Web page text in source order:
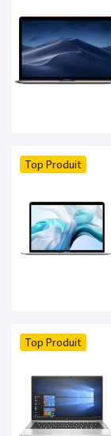
Top Produit
Top Produit